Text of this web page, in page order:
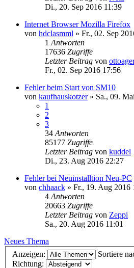
Di., 20. Sep 2016 11:39
Internet Browser Mozilla Firefox
von hdclasmml » Fr., 02. Sep
1 Antworten
17636 Zugriffe
Letzter Beitrag von
Fr., 02. Sep 2016 17:56
Fehler beim Start von SM10
von kaufhauskotzer» Sa., 09.
1
2
3
34 Antworten
85177 Zugriffe
Letzter Beitrag von kuddel
Di., 23. Aug 2016 22:27
Fehler bei Neuinstalltion Neu-PC
von chhaack » Fr., 19. Aug 2016
4 Antworten
20663 Zugriffe
Letzter Beitrag von Zeppi
Sa., 20. Aug 2016 11:01
Neues Thema
Anzeigen:
Sortiere
Richtung: